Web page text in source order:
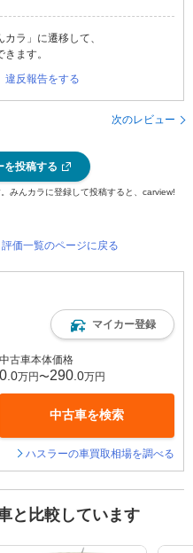
ラ」に遷移して、
ます。
違反報告をする
次のレビュー
を投稿する
みんカラに登録して投稿すると、carview!
価一覧のページに戻る
マイカー登録
中古車本体価格
0 .0万円〜290 .0万円
中古車を検索
ハスラーの車買取相場を調べる
と比較しています